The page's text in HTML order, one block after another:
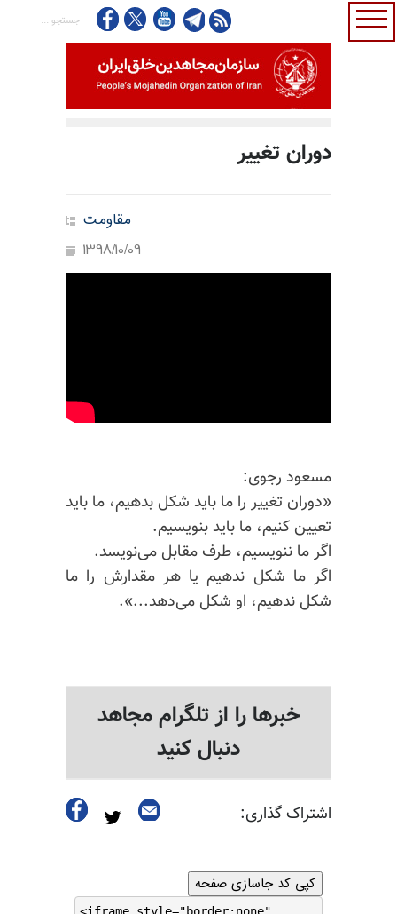
دوران تغییر
مقاومت
1398/10/09
مسعود رجوی:
«دوران تغییر را ما باید شکل بدهیم، ما باید
تعیین کنیم، ما باید بنویسیم.
اگر ما ننویسیم، طرف مقابل می‌نویسد.
اگر ما شکل ندهیم یا هر مقدارش را ما
شکل ندهیم، او شکل می‌دهد...».
خبرها را از تلگرام مجاهد
دنبال کنید
اشتراک گذاری:
کپی کد جاسازی صفحه